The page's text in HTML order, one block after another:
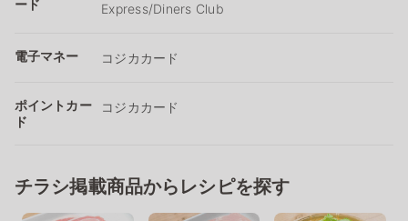
ード
Express/Diners Club
電子マネー コジカカード
ポイントカー
ド
コジカカード
チラシ掲載商品からレシピを探す